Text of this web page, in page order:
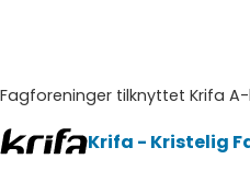
Fagforeninger tilknyttet Krifa
Krifa - Kristelig